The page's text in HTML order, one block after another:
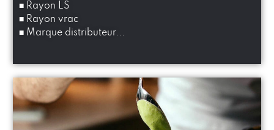
■ Rayon LS
■ Rayon vrac
■ Marque distributeur...